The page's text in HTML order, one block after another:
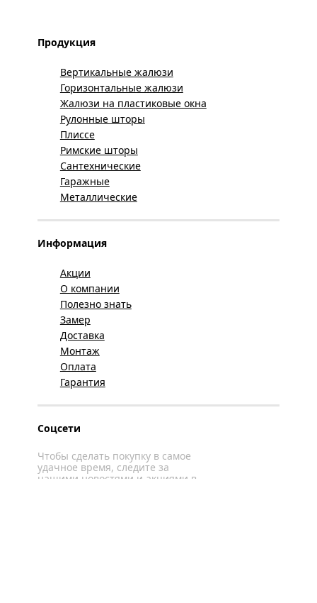
Продукция
Вертикальные жалюзи
Горизонтальные жалюзи
Жалюзи на пластиковые окна
Рулонные шторы
Плиссе
Римские шторы
Сантехнические
Гаражные
Металлические
Информация
Акции
О компании
Полезно знать
Замер
Доставка
Монтаж
Оплата
Гарантия
Соцсети
Чтобы сделать покупку в самое
удачное время, следите за
нашими новостями и акциями в